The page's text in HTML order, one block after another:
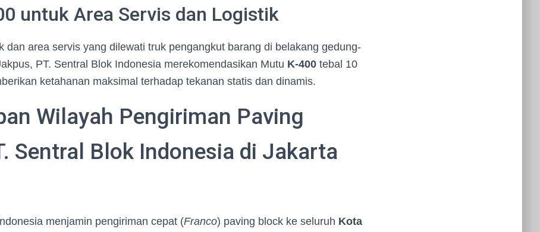
untuk Area Servis dan Logistik
dan area servis yang dilewati truk pengangkut barang di belakang gedung-
PT. Sentral Blok Indonesia merekomendasikan Mutu K-400 tebal 10
ketahanan maksimal terhadap tekanan statis dan dinamis.
Wilayah Pengiriman Paving
Sentral Blok Indonesia di Jakarta
menjamin pengiriman cepat (Franco) paving block ke seluruh Kota